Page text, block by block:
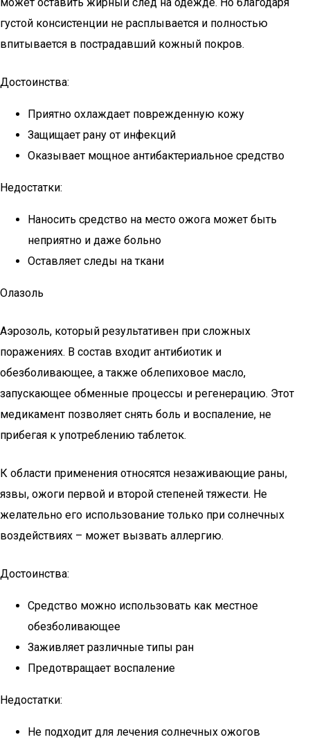
густой консистенции не расплывается и полностью
впитывается в пострадавший кожный покров.
Достоинства:
Приятно охлаждает поврежденную кожу
Защищает рану от инфекций
Оказывает мощное антибактериальное средство
Недостатки:
Наносить средство на место ожога может быть
неприятно и даже больно
Оставляет следы на ткани
Олазоль
Аэрозоль, который результативен при сложных
поражениях. В состав входит антибиотик и
обезболивающее, а также облепиховое масло,
запускающее обменные процессы и регенерацию. Этот
медикамент позволяет снять боль и воспаление, не
прибегая к употреблению таблеток.
К области применения относятся незаживающие раны,
язвы, ожоги первой и второй степеней тяжести. Не
желательно его использование только при солнечных
воздействиях – может вызвать аллергию.
Достоинства:
Средство можно использовать как местное
обезболивающее
Заживляет различные типы ран
Предотвращает воспаление
Недостатки:
Не подходит для лечения солнечных ожогов